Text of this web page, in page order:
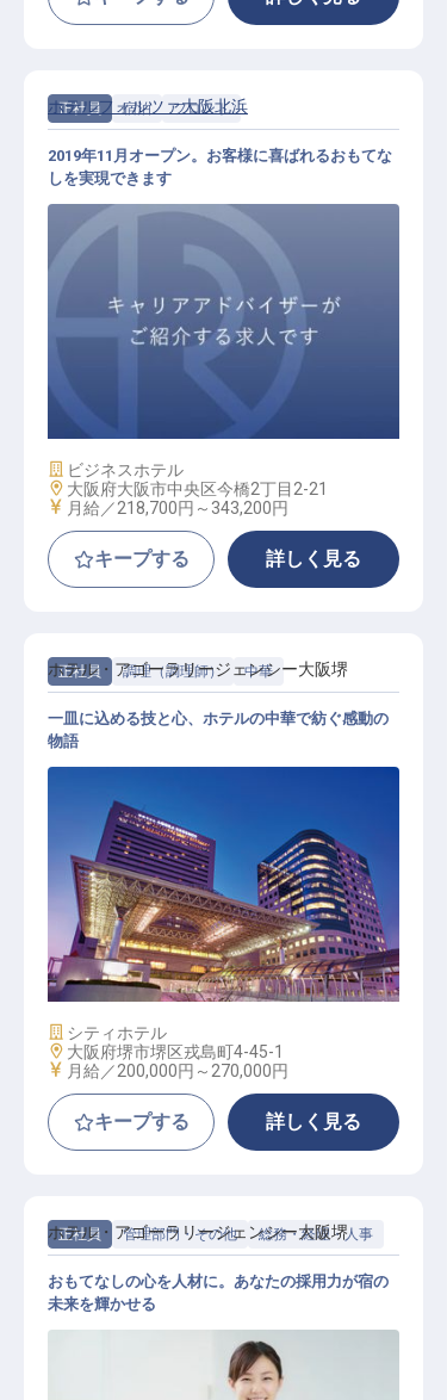
正社員 宿泊 フロント
フロント / 正社員
ホテルフォルツァ大阪北浜
2019年11月オープン。お客様に喜ばれるおもてな
しを実現できます
施設業態
ビジネスホテル
勤務地
大阪府大阪市中央区今橋2丁目2-21
給与
月給／218,700円～ 343,200円
キープする 詳しく見る
正社員 調理（調理師） 中華
中国調理スタッフ
ホテル・アゴーラリージェンシー大阪堺
一皿に込める技と心、ホテルの中華で紡ぐ感動の
物語
施設業態
シティホテル
勤務地
大阪府堺市堺区戎島町4-45-1
給与
月給／200,000円～ 270,000円
キープする 詳しく見る
正社員 管理部門・その他 総務・経理・人事
ホテル・アゴーラリージェンシー大阪堺
おもてなしの心を人材に。あなたの採用力が宿の
未来を輝かせる